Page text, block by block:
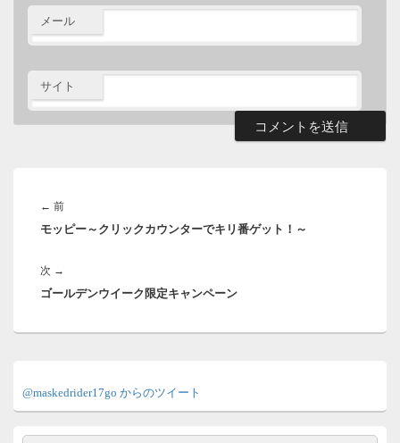
メール
サイト
ビ
ー
シ
← 前前
の
モッピー～クリックカウンターでキリ番ゲット！～
次 →
の
ゴールデンウイーク限定キャンペーン
ン
サ
@maskedrider17go からのツイート